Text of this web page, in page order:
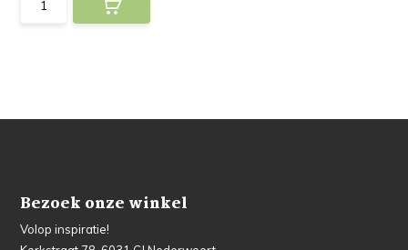
Bezoek onze winkel
Volop inspiratie!